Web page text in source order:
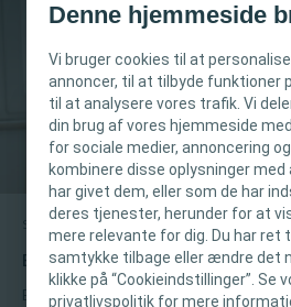
Denne hjemmeside
Vi bruger cookies til at
annoncer, til at tilbyde funktioner
til at analysere vores trafik. Vi
din brug af vores hjemmeside
for sociale medier, annoncering
kombinere disse oplysninger med
har givet dem, eller som de har
deres tjenester, herunder for at
mere relevante for dig. Du har
samtykke tilbage eller ændre det
klikke på “Cookieindstillinger”. Se
privatlivspolitik for mere
VIGTIG
Denne hjemmeside er kun
sundhedspersonale.
beregnet til oplysnings- og
formål og er ikke tiltænkt
Coloplast yder ikke medicinsk
Kort tekst
En kronisk tilstand betyder
En kronisk tilstand handler om mere